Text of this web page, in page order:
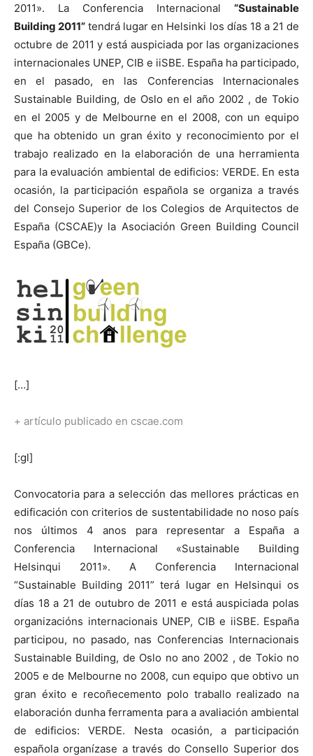
2011». La Conferencia Internacional “Sustainable
Building 2011” tendrá lugar en Helsinki los días 18 a 21 de
octubre de 2011 y está auspiciada por las organizaciones
internacionales UNEP, CIB e iiSBE. España ha participado,
en el pasado, en las Conferencias Internacionales
Sustainable Building, de Oslo en el año 2002 , de Tokio
en el 2005 y de Melbourne en el 2008, con un equipo
que ha obtenido un gran éxito y reconocimiento por el
trabajo realizado en la elaboración de una herramienta
para la evaluación ambiental de edificios: VERDE. En esta
ocasión, la participación española se organiza a través
del Consejo Superior de los Colegios de Arquitectos de
España (CSCAE)y la Asociación Green Building Council
España (GBCe).
[…]
+ artículo publicado en cscae.com
[:gl]
Convocatoria para a selección das mellores prácticas en
edificación con criterios de sustentabilidade no noso país
nos últimos 4 anos para representar a España a
Conferencia Internacional «Sustainable Building
Helsinqui 2011». A Conferencia Internacional
“Sustainable Building 2011” terá lugar en Helsinqui os
días 18 a 21 de outubro de 2011 e está auspiciada polas
organizacións internacionais UNEP, CIB e iiSBE. España
participou, no pasado, nas Conferencias Internacionais
Sustainable Building, de Oslo no ano 2002 , de Tokio no
2005 e de Melbourne no 2008, cun equipo que obtivo un
gran éxito e recoñecemento polo traballo realizado na
elaboración dunha ferramenta para a avaliación ambiental
de edificios: VERDE. Nesta ocasión, a participación
española organízase a través do Consello Superior dos